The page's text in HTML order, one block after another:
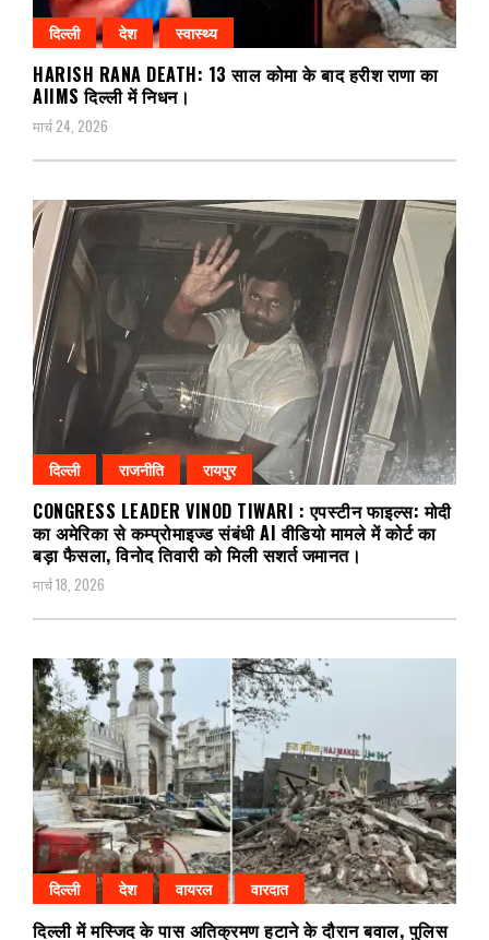
दिल्ली देश स्वास्थ्य
HARISH RANA DEATH: 13 साल कोमा के बाद हरीश राणा का
AIIMS दिल्ली में निधन।
मार्च 24, 2026
दिल्ली राजनीति रायपुर
CONGRESS LEADER VINOD TIWARI : एपस्टीन फाइल्स: मोदी
का अमेरिका से कम्प्रोमाइज्ड संबंधी AI वीडियो मामले में कोर्ट का
बड़ा फैसला, विनोद तिवारी को मिली सशर्त जमानत।
मार्च 18, 2026
दिल्ली देश वायरल वारदात
दिल्ली में मस्जिद के पास अतिक्रमण हटाने के दौरान बवाल, पुलिस